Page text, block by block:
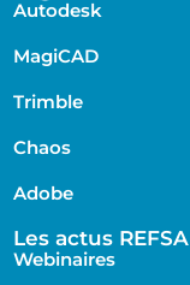
Autodesk
MagiCAD
Trimble
Chaos
Adobe
Les actus REFSA
Webinaires